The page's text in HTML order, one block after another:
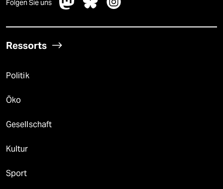
Folgen Sie uns
Ressorts
Politik
Öko
Gesellschaft
Kultur
Sport